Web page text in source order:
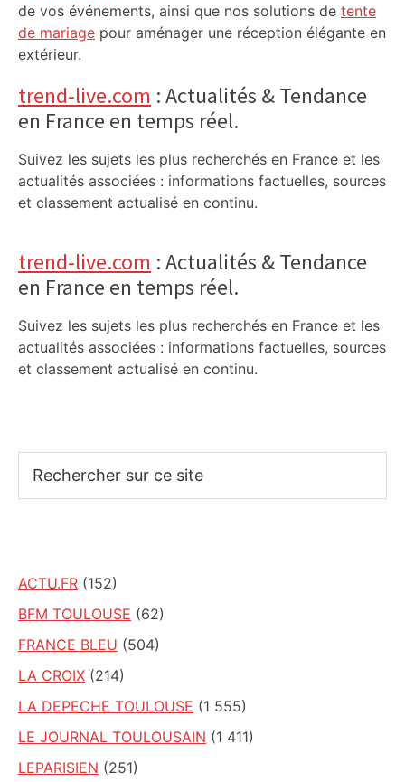
de vos événements, ainsi que nos solutions de tente
de mariage pour aménager une réception élégante en
extérieur.
trend-live.com : Actualités & Tendance
en France en temps réel.
Suivez les sujets les plus recherchés en France et les
actualités associées : informations factuelles, sources
et classement actualisé en continu.
trend-live.com : Actualités & Tendance
en France en temps réel.
Suivez les sujets les plus recherchés en France et les
actualités associées : informations factuelles, sources
et classement actualisé en continu.
sur
ce
ACTU.FR (152)
BFM TOULOUSE (62)
FRANCE BLEU (504)
LA CROIX (214)
LA DEPECHE TOULOUSE (1 555)
LE JOURNAL TOULOUSAIN (1 411)
LEPARISIEN (251)